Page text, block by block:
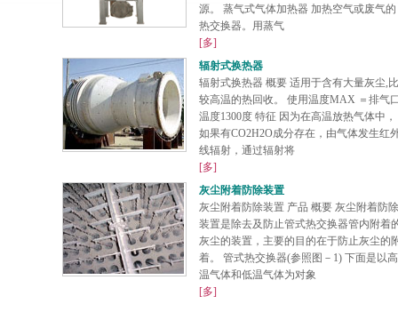
源。 蒸气式气体加热器 加热空气或废气的
热交换器。用蒸气
[多]
辐射式换热器
辐射式换热器 概要 适用于含有大量灰尘,比
较高温的热回收。 使用温度MAX ＝排气
温度1300度 特征 因为在高温放热气体中，
如果有CO2H2O成分存在，由气体发生红
线辐射，通过辐射将
[多]
灰尘附着防除装置
灰尘附着防除装置 产品 概要 灰尘附着防除
装置是除去及防止管式热交换器管内附着
灰尘的装置，主要的目的在于防止灰尘的
着。 管式热交换器(参照图－1) 下面是以高
温气体和低温气体为对象
[多]